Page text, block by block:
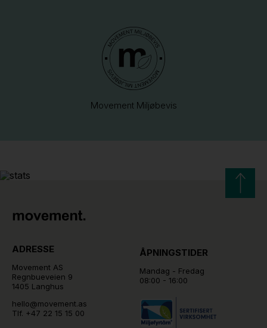
Movement Miljøbevis
ADRESSE
Movement AS
Regnbueveien 9
1405 Langhus
hello@movement.as
Tlf. +47 22 15 15 00
ÅPNINGSTIDER
Mandag - Fredag
08:00 - 16:00